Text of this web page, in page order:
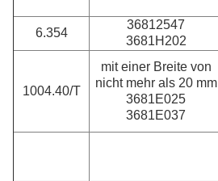
6.354
36812547
3681H202
1004.40/T
mit einer Breite von
nicht mehr als 20 mm
3681E025
3681E037